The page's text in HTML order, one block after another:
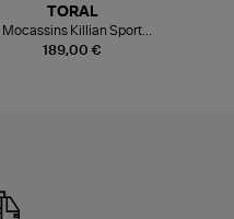
189,00 €
TORAL
Mocassins Killian Sport
Mousse